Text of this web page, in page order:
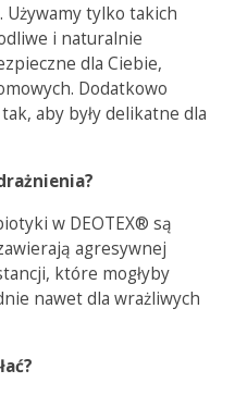
Używamy tylko takich
i naturalnie
dla Ciebie,
Dodatkowo
aby były delikatne dla
żnienia?
w DEOTEX® są
agresywnej
które mogłyby
nawet dla wrażliwych
ć?